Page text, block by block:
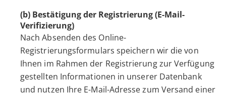
(b) Bestätigung der Registrierung (E-Mail-
Verifizierung)
Nach Absenden des Online-
Registrierungsformulars speichern wir die von
Ihnen im Rahmen der Registrierung zur Verfügung
gestellten Informationen in unserer Datenbank
und nutzen Ihre E-Mail-Adresse zum Versand einer